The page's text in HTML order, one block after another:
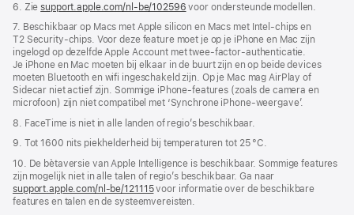
6. Ziesupport.apple.com/nl-be/102596 voor ondersteunde modellen.
7. Beschikbaar op Macs met Apple silicon en Macs met Intel-chips en
T2 Security-chips. Voor deze feature moet je op je iPhone en Mac zijn
ingelogd op dezelfde Apple Account met twee-factor-authenticatie.
Je iPhone en Mac moeten bij elkaar in de buurt zijn en op beide devices
moeten Bluetooth en wifi ingeschakeld zijn. Op je Mac mag AirPlay of
Sidecar niet actief zijn. Sommige iPhone-features (zoals de camera en
microfoon) zijn niet compatibel met ‘Synchrone iPhone-weergave’.
8. FaceTime is niet in alle landen of regio’s beschikbaar.
9. Tot 1600 nits piekhelderheid bij temperaturen tot 25 °C.
10. De bètaversie van Apple Intelligence is beschikbaar. Sommige features
zijn mogelijk niet in alle talen of regio’s beschikbaar. Ga naar
support.apple.com/nl-be/121115voor informatie over de beschikbare
features en talen en de systeemvereisten.